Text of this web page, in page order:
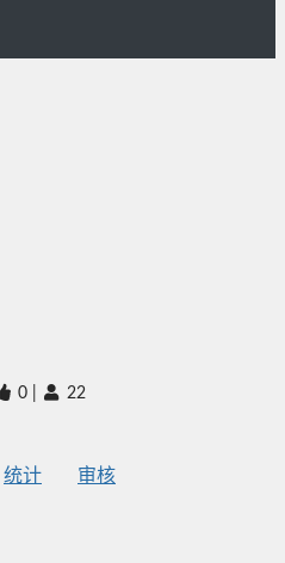
0 22
统计 审核